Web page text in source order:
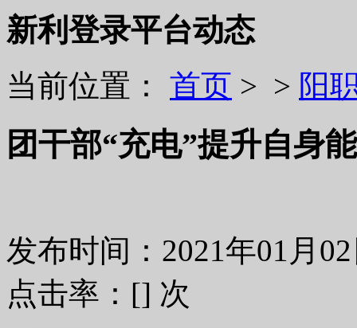
新利登录平台动态
当前位置：
首页 > > 阳
团干部“充电”提升自身
发布时间：2021年01月
点击率：[] 次